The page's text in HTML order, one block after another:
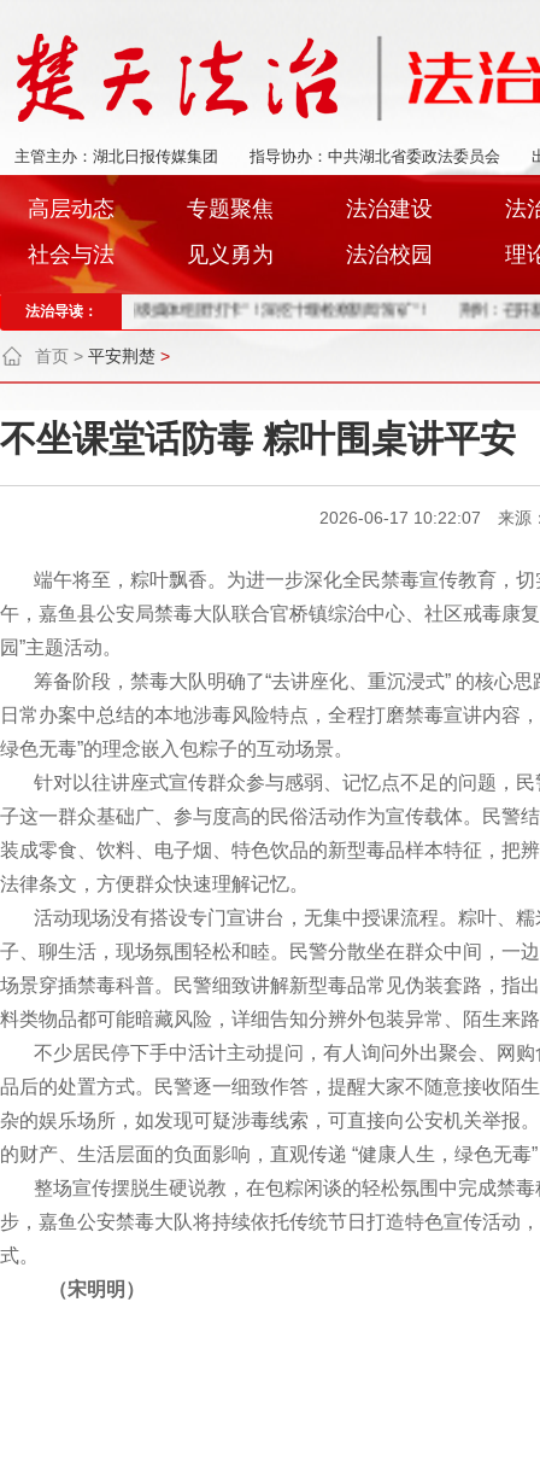
主管主办：湖北日报传媒集团 指导协办：中共湖北省委政法委员会
高层动态 专题聚焦 法治建设
法
社会与法
见义勇为 法治校园 理
法治导读：
中央、省级媒体组团“打卡”！深挖十堰检察新闻“富矿”！ 荆州：召开新闻
首页 > 平安荆楚 >
不坐课堂话防毒 粽叶围桌讲平安
2026-06-17 10:22:07 来源
端午将至，粽叶飘香。为进一步深化全民禁毒宣传教育，切
午，嘉鱼县公安局禁毒大队联合官桥镇综治中心、社区戒毒康
园”主题活动。
筹备阶段，禁毒大队明确了“去讲座化、重沉浸式” 的核心思
日常办案中总结的本地涉毒风险特点，全程打磨禁毒宣讲内容
绿色无毒”的理念嵌入包粽子的互动场景。
针对以往讲座式宣传群众参与感弱、记忆点不足的问题，民
子这一群众基础广、参与度高的民俗活动作为宣传载体。民警
装成零食、饮料、电子烟、特色饮品的新型毒品样本特征，把
法律条文，方便群众快速理解记忆。
活动现场没有搭设专门宣讲台，无集中授课流程。粽叶、糯
子、聊生活，现场氛围轻松和睦。民警分散坐在群众中间，一
场景穿插禁毒科普。民警细致讲解新型毒品常见伪装套路，指
料类物品都可能暗藏风险，详细告知分辨外包装异常、陌生来
不少居民停下手中活计主动提问，有人询问外出聚会、网购
品后的处置方式。民警逐一细致作答，提醒大家不随意接收陌
杂的娱乐场所，如发现可疑涉毒线索，可直接向公安机关举报
的财产、生活层面的负面影响，直观传递 “健康人生，绿色无毒
整场宣传摆脱生硬说教，在包粽闲谈的轻松氛围中完成禁毒
步，嘉鱼公安禁毒大队将持续依托传统节日打造特色宣传活动
式。
（宋明明）